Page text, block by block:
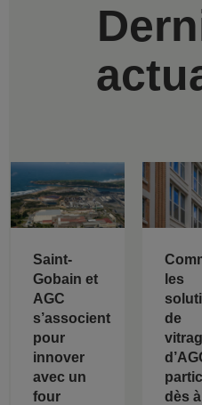
Saint-
Gobain et
AGC
s’associent
pour
innover
avec un
four
les
de
dès à